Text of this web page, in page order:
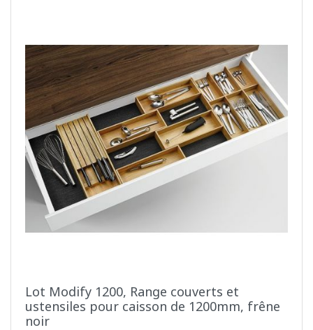
Lot Modify 1200, Range couverts et
ustensiles pour caisson de 1200mm, frêne
noir